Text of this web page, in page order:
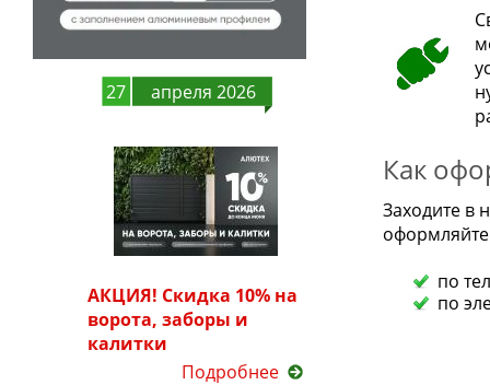
27 апреля 2026
АКЦИЯ! Скидка 10% на
ворота, заборы и
калитки
Подробнее
Как
Заходите в
по
по